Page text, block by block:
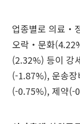
업종별로 의료‧
오락‧문화
(2.32%) 등이 강
(-1.87%), 운송
(-0.75%), 제약(-